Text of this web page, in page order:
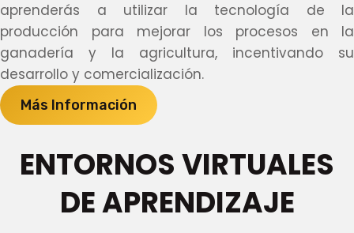
aprenderás a utilizar la tecnología de la
producción para mejorar los procesos en la
ganadería y la agricultura, incentivando su
desarrollo y comercialización.
Más Información
ENTORNOS VIRTUALES
DE APRENDIZAJE